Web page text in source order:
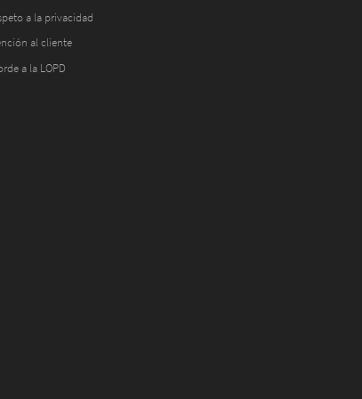
a la privacidad
al cliente
a la LOPD